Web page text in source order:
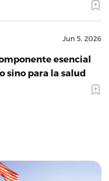
Jun 5, 2026
esencial
sino para la salud